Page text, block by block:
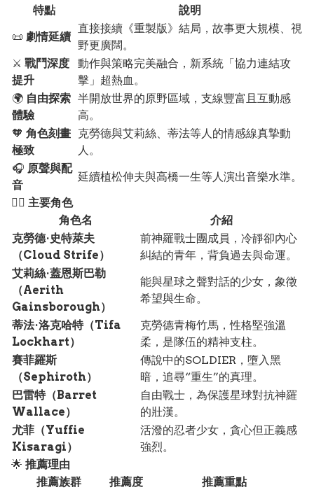
特點
說明
📜 劇情延續
直接接續《重製版》結局，故事更大規模、視
野更廣闊。
⚔️ 戰鬥深度
提升
動作與策略完美融合，新系統「協力連結攻
擊」超熱血。
🌍 自由探索
體驗
半開放世界的原野區域，支線豐富且互動感
高。
🧡 角色刻畫
極致
克勞德與艾莉絲、蒂法等人的情感線真摯動
人。
🎧 原聲與配
音
延續植松伸夫與高橋一生等人演出音樂水準。
🧙‍♂️ 主要角色
角色名
介紹
克勞德·史特萊夫
（Cloud Strife）
前神羅戰士團成員，冷靜卻內心
糾結的青年，背負過去與命運。
艾莉絲·蓋恩斯巴勒
（Aerith
Gainsborough）
能與星球之聲對話的少女，象徵
希望與生命。
蒂法·洛克哈特（Tifa
Lockhart）
克勞德青梅竹馬，性格堅強溫
柔，是隊伍的精神支柱。
賽菲羅斯
（Sephiroth）
傳說中的SOLDIER，墮入黑
暗，追尋“重生”的真理。
巴雷特（Barret
Wallace）
自由戰士，為保護星球對抗神羅
的壯漢。
尤菲（Yuffie
Kisaragi）
活潑的忍者少女，貪心但正義感
強烈。
🌟 推薦理由
推薦族群
推薦度
推薦重點